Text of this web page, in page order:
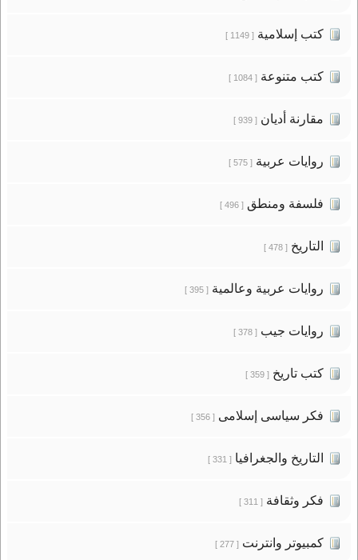
كتب إسلامية[ 1149 ]
كتب متنوعة[ 1084 ]
مقارنة أديان[ 939 ]
روايات عربية[ 575 ]
فلسفة ومنطق[ 496 ]
التاريخ[ 478 ]
روايات عربية وعالمية[ 395 ]
روايات جيب[ 378 ]
كتب تاريخ[ 359 ]
فكر سياسى إسلامى[ 356 ]
التاريخ والجغرافيا[ 331 ]
فكر وثقافة[ 311 ]
كمبيوتر وانترنت[ 277 ]